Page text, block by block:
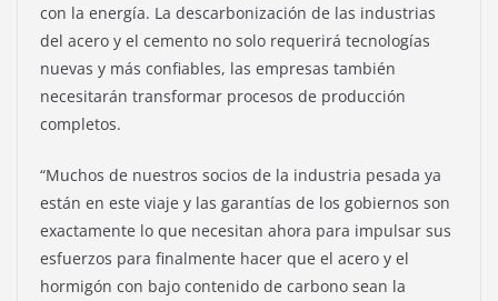
con la energía. La descarbonización de las industrias
del acero y el cemento no solo requerirá tecnologías
nuevas y más confiables, las empresas también
necesitarán transformar procesos de producción
completos.
“Muchos de nuestros socios de la industria pesada ya
están en este viaje y las garantías de los gobiernos son
exactamente lo que necesitan ahora para impulsar sus
esfuerzos para finalmente hacer que el acero y el
hormigón con bajo contenido de carbono sean la